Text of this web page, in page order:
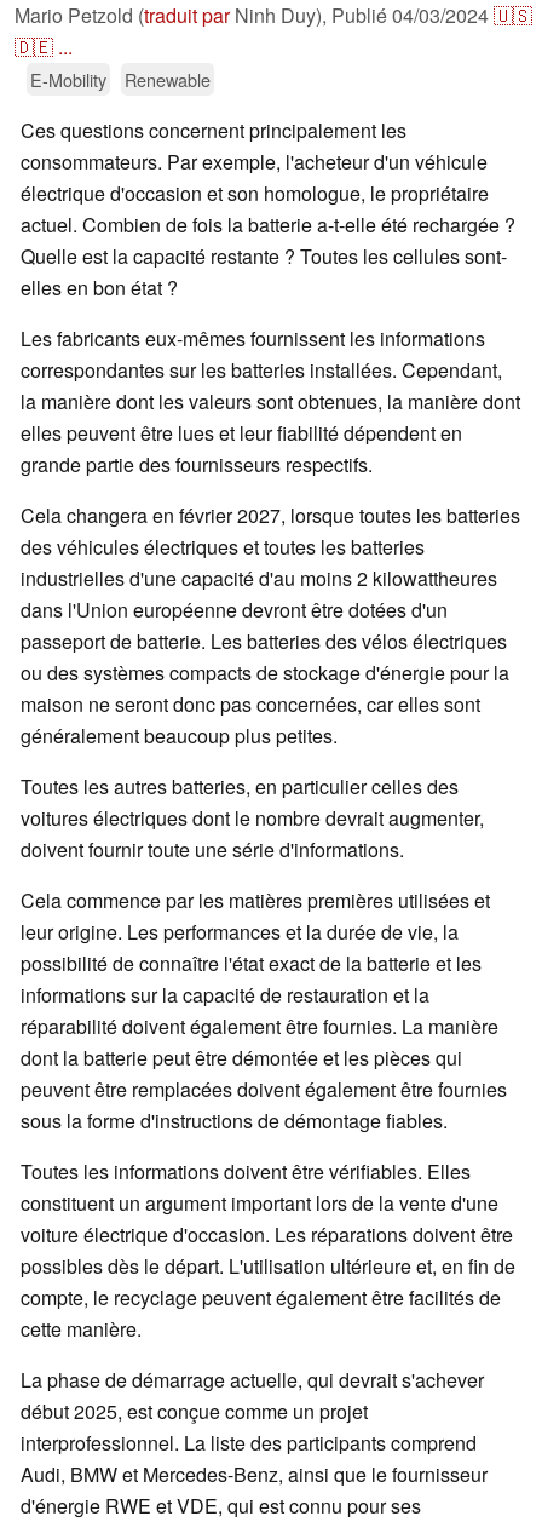
Mario Petzold (traduit parNinh Duy), Publié04/03/2024🇺🇸
🇩🇪 ...
E-Mobility Renewable
Ces questions concernent principalement les
consommateurs. Par exemple, l'acheteur d'un véhicule
électrique d'occasion et son homologue, le propriétaire
actuel. Combien de fois la batterie a-t-elle été rechargée ?
Quelle est la capacité restante ? Toutes les cellules sont-
elles en bon état ?
Les fabricants eux-mêmes fournissent les informations
correspondantes sur les batteries installées. Cependant,
la manière dont les valeurs sont obtenues, la manière dont
elles peuvent être lues et leur fiabilité dépendent en
grande partie des fournisseurs respectifs.
Cela changera en février 2027, lorsque toutes les batteries
des véhicules électriques et toutes les batteries
industrielles d'une capacité d'au moins 2 kilowattheures
dans l'Union européenne devront être dotées d'un
passeport de batterie. Les batteries des vélos électriques
ou des systèmes compacts de stockage d'énergie pour la
maison ne seront donc pas concernées, car elles sont
généralement beaucoup plus petites.
Toutes les autres batteries, en particulier celles des
voitures électriques dont le nombre devrait augmenter,
doivent fournir toute une série d'informations.
Cela commence par les matières premières utilisées et
leur origine. Les performances et la durée de vie, la
possibilité de connaître l'état exact de la batterie et les
informations sur la capacité de restauration et la
réparabilité doivent également être fournies. La manière
dont la batterie peut être démontée et les pièces qui
peuvent être remplacées doivent également être fournies
sous la forme d'instructions de démontage fiables.
Toutes les informations doivent être vérifiables. Elles
constituent un argument important lors de la vente d'une
voiture électrique d'occasion. Les réparations doivent être
possibles dès le départ. L'utilisation ultérieure et, en fin de
compte, le recyclage peuvent également être facilités de
cette manière.
La phase de démarrage actuelle, qui devrait s'achever
début 2025, est conçue comme un projet
interprofessionnel. La liste des participants comprend
Audi, BMW et Mercedes-Benz, ainsi que le fournisseur
d'énergie RWE et VDE, qui est connu pour ses